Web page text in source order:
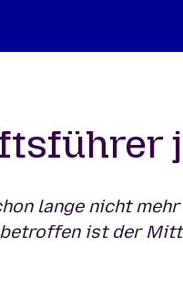
lange nicht
ist der